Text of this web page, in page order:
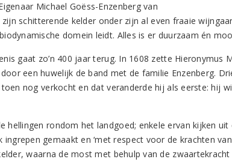
Michael Goëss-Enzenberg van
schitterende kelder onder zijn al even fraaie
domein leidt. Alles is er duurzaam én
gaat zo’n 400 jaar terug. In 1608 zette Hieronymus
een huwelijk de band met de familie Enzenberg.
nog verkocht en dat veranderde hij als eerste: hij
hellingen rondom het landgoed; enkele ervan kijken
gemaakt en ‘met respect voor de krachten van
waarna de most met behulp van de zwaartekracht